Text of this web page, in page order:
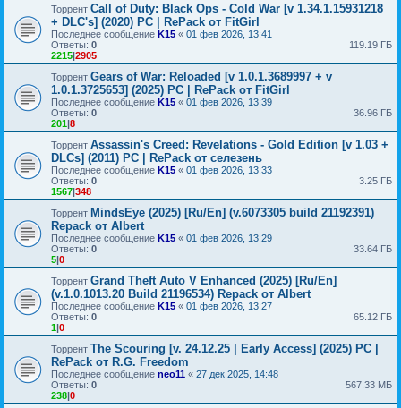
Торрент Call of Duty: Black Ops - Cold War [v 1.34.1.15931218
+ DLC's] (2020) PC | RePack от FitGirl
Последнее сообщение K15 « 01 фев 2026, 13:41
Ответы: 0
2215|2905
119.19 ГБ
Торрент Gears of War: Reloaded [v 1.0.1.3689997 + v
1.0.1.3725653] (2025) PC | RePack от FitGirl
Последнее сообщение K15 « 01 фев 2026, 13:39
Ответы: 0
201|8
36.96 ГБ
Торрент Assassin's Creed: Revelations - Gold Edition [v 1.03 +
DLCs] (2011) PC | RePack от селезень
Последнее сообщение K15 « 01 фев 2026, 13:33
Ответы: 0
1567|348
3.25 ГБ
Торрент MindsEye (2025) [Ru/En] (v.6073305 build 21192391)
Repack от Albert
Последнее сообщение K15 « 01 фев 2026, 13:29
Ответы: 0
5|0
33.64 ГБ
Торрент Grand Theft Auto V Enhanced (2025) [Ru/En]
(v.1.0.1013.20 Build 21196534) Repack от Albert
Последнее сообщение K15 « 01 фев 2026, 13:27
Ответы: 0
1|0
65.12 ГБ
Торрент The Scouring [v. 24.12.25 | Early Access] (2025) PC |
RePack от R.G. Freedom
Последнее сообщение neo11 « 27 дек 2025, 14:48
Ответы: 0
238|0
567.33 МБ